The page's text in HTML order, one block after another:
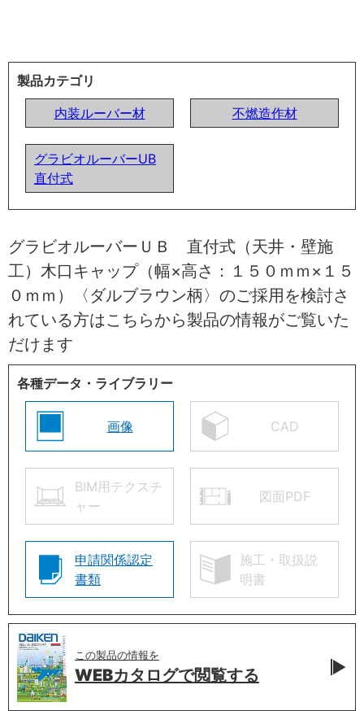
製品カテゴリ
内装ルーバー材
不燃造作材
グラビオルーバーUB
直付式
グラビオルーバーＵＢ 直付式（天井・壁施
工）木口キャップ（幅×高さ：１５０ｍｍ×１５
０ｍｍ）〈ダルブラウン柄〉のご採用を検討さ
れている方はこちらから製品の情報がご覧いた
だけます
各種データ・ライブラリー
画像 CAD
BIM用テクスチ
ャー
図面PDF
申請関係認定
書類
施工・取扱説
明書
この製品の情報を
WEBカタログで閲覧する